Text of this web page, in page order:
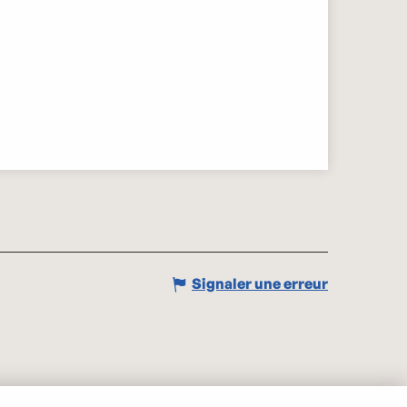
Signaler une erreur